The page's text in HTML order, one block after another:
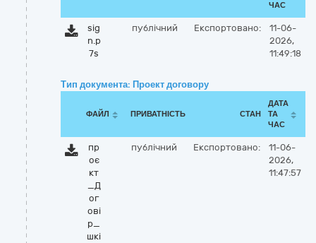
ЧАС
sig
n.p
7s
публічний Експортовано:
11-06-
2026,
11:49:18
Тип документа: Проект договору
ФАЙЛ ПРИВАТНІСТЬ СТАН
ДАТА
ТА
ЧАС
пр
оє
кт
_Д
ог
ові
р_
шкі
публічний Експортовано:
11-06-
2026,
11:47:57